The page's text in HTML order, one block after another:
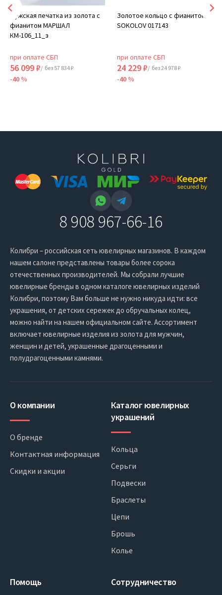
Мужская печатка из золота с
фианитом МАРШАЛ
КМ-106_11_з
при оплате СБП
56 099 ₽/ без 57 834 ₽
-40 %
Золотое кольцо с фианитом
SOKOLOV 017143
при оплате СБП
24 229 ₽/ без 24 978 ₽
-40 %
8 908 967-66-16
Колибри – российская сеть ювелирных магазинов. В каждом
нашем салоне представлены товары более сорока
отечественных производителей. Мы собрали лучшие
ювелирные бренды в одном каталоге ювелирных изделий
Колибри, поэтому Вам больше не нужно никуда идти: все
украшения, от детских сережек до обручальных колец,
можно найти на нашем официальном сайте. Ассортимент
включает ювелирные изделия из золота для мужчин,
женщин и детей, украшенные драгоценными и
полудрагоценными камнями.
О компании
О бренде
Контактная информация
Скидки и акции
Каталог ювелирных
украшений
Кольца
Серьги
Подвески
Браслеты
Цепи
Брошь
Колье
Помощь Сотрудничество